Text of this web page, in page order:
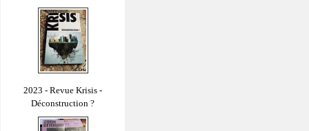
2023 - Revue Krisis -
Déconstruction ?